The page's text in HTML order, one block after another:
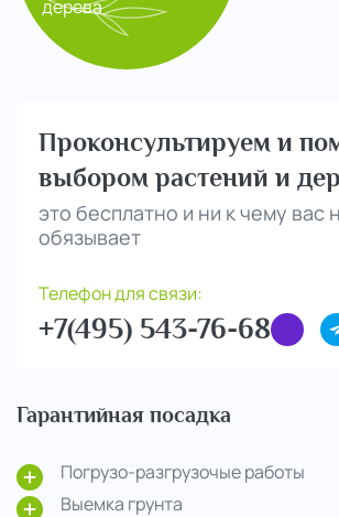
дерева
Проконсультируем и
выбором растений и
это бесплатно и ни к чему вас
обязывает
Телефон для связи:
+7(495) 543-76-68
Гарантийная посадка
Погрузо-разгрузочые работы
Выемка грунта